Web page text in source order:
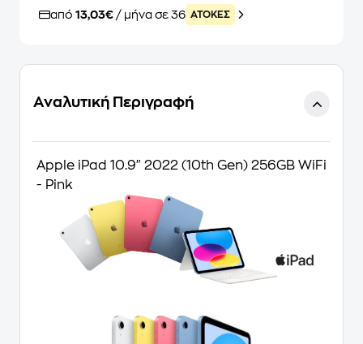
από 13,03€ / μήνα σε 36 ATOKEΣ
Αναλυτική Περιγραφή
Apple iPad 10.9" 2022 (10th Gen) 256GB WiFi
- Pink